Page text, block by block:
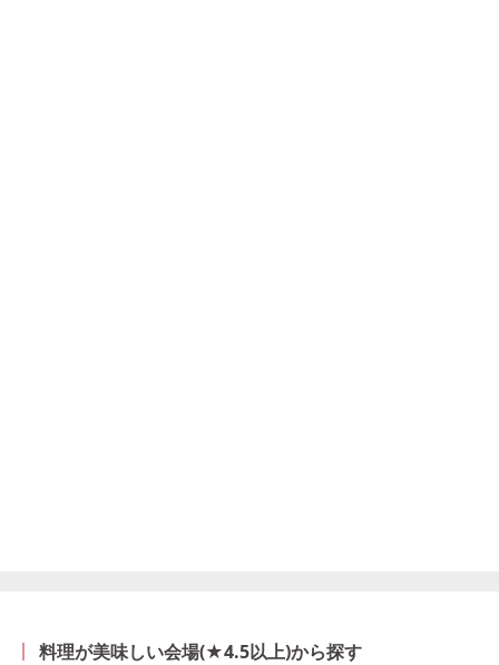
料理が美味しい会場(★4.5以上)から探す